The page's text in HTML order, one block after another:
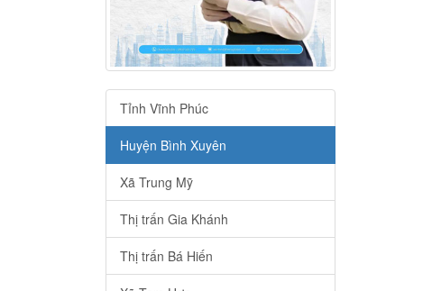
Tỉnh Vĩnh Phúc
Huyện Bình Xuyên
Xã Trung Mỹ
Thị trấn Gia Khánh
Thị trấn Bá Hiến